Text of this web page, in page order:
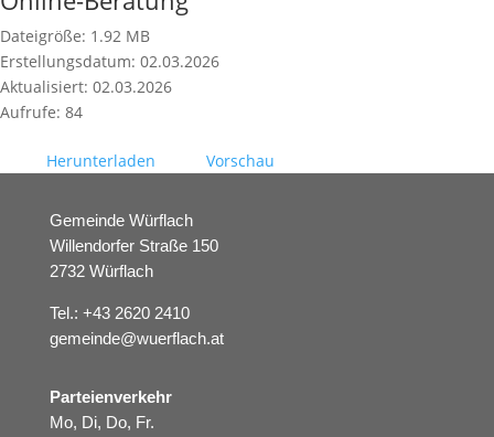
Dateigröße: 1.92 MB
Erstellungsdatum: 02.03.2026
Aktualisiert: 02.03.2026
Aufrufe: 84
Herunterladen Vorschau
Gemeinde Würflach
Willendorfer Straße 150
2732 Würflach
Tel.: +43 2620 2410
gemeinde@wuerflach.at
Parteienverkehr
Mo, Di, Do, Fr.